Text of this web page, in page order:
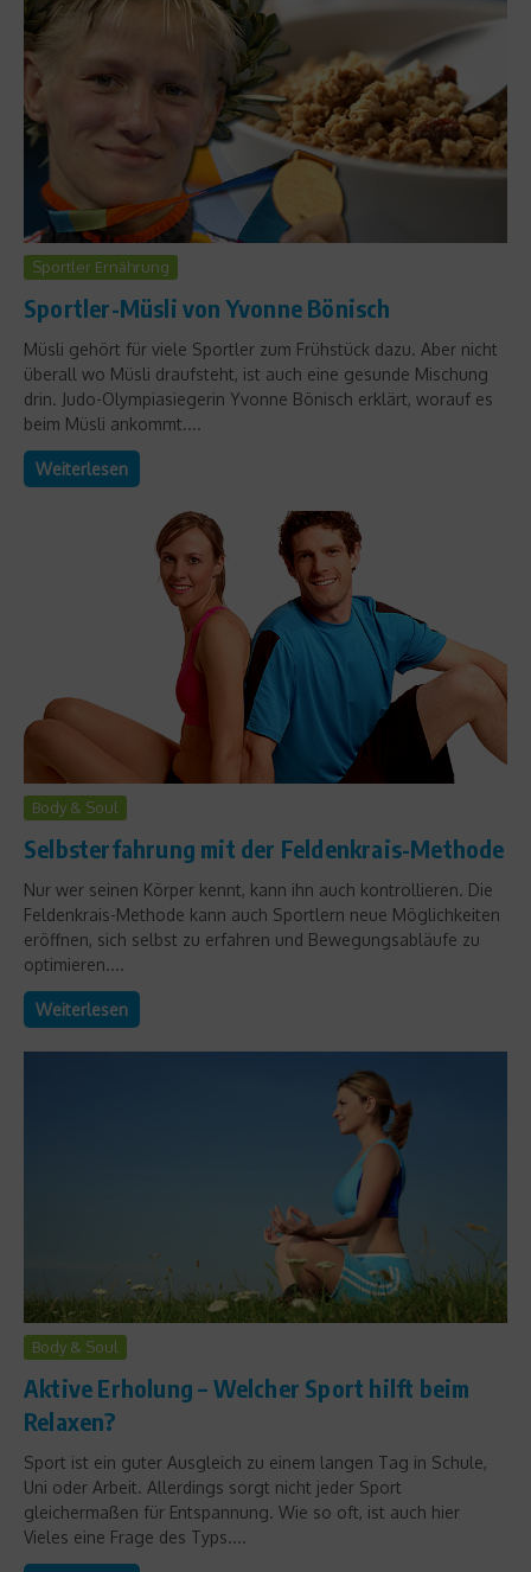
Sportler Ernährung
Sportler-Müsli von Yvonne Bönisch
Müsli gehört für viele Sportler zum Frühstück dazu. Aber nicht
überall wo Müsli draufsteht, ist auch eine gesunde Mischung
drin. Judo-Olympiasiegerin Yvonne Bönisch erklärt, worauf es
beim Müsli ankommt....
Weiterlesen
Body & Soul
Selbsterfahrung mit der Feldenkrais-Methode
Nur wer seinen Körper kennt, kann ihn auch kontrollieren. Die
Feldenkrais-Methode kann auch Sportlern neue Möglichkeiten
eröffnen, sich selbst zu erfahren und Bewegungsabläufe zu
optimieren....
Weiterlesen
Body & Soul
Aktive Erholung – Welcher Sport hilft beim
Relaxen?
Sport ist ein guter Ausgleich zu einem langen Tag in Schule,
Uni oder Arbeit. Allerdings sorgt nicht jeder Sport
gleichermaßen für Entspannung. Wie so oft, ist auch hier
Vieles eine Frage des Typs....